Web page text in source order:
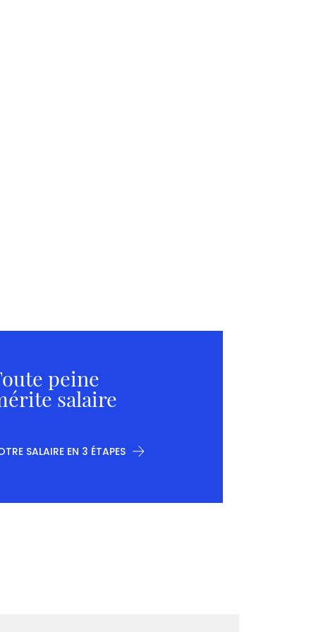
peine
salaire
SALAIRE EN 3 ÉTAPES